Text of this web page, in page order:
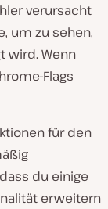
verursacht
um zu sehen,
wird. Wenn
Flags
für den
du einige
erweitern